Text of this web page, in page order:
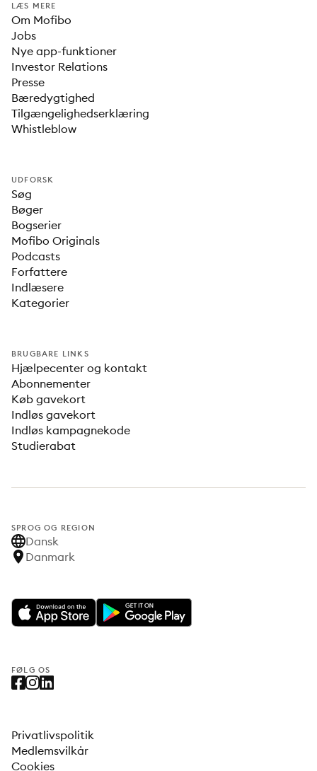
LÆS MERE
Om Mofibo
Jobs
Nye app-funktioner
Investor Relations
Presse
Bæredygtighed
Tilgængelighedserklæring
Whistleblow
UDFORSK
Søg
Bøger
Bogserier
Mofibo Originals
Podcasts
Forfattere
Indlæsere
Kategorier
BRUGBARE LINKS
Hjælpecenter og kontakt
Abonnementer
Køb gavekort
Indløs gavekort
Indløs kampagnekode
Studierabat
SPROG OG REGION
Dansk
Danmark
FØLG OS
Privatlivspolitik
Medlemsvilkår
Cookies